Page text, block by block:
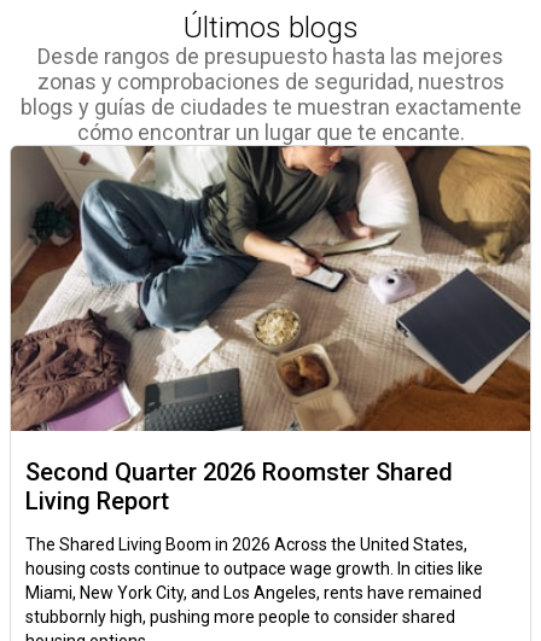
Últimos blogs
Desde rangos de presupuesto hasta las mejores
zonas y comprobaciones de seguridad, nuestros
blogs y guías de ciudades te muestran exactamente
cómo encontrar un lugar que te encante.
Second Quarter 2026 Roomster Shared
Living Report
The Shared Living Boom in 2026 Across the United States,
housing costs continue to outpace wage growth. In cities like
Miami, New York City, and Los Angeles, rents have remained
stubbornly high, pushing more people to consider shared